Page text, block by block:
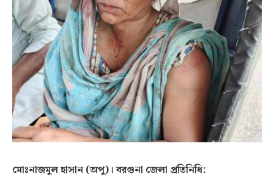
মোঃনাজমুল হাসান (অপু)। বরগুনা জেলা প্রতিনিধি: